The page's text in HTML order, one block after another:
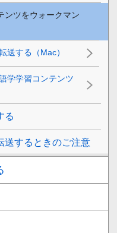
ンツをウォークマン
送する（Mac）
学学習コンテンツ
る
送するときのご注意